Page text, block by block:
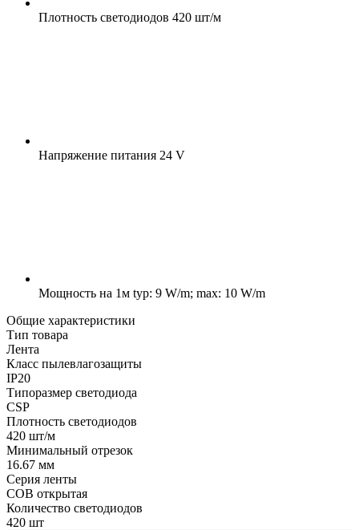
Плотность светодиодов 420 шт/м
Напряжение питания 24 V
Мощность на 1м typ: 9 W/m; max: 10 W/m
Общие характеристики
Тип товара
Лента
Класс пылевлагозащиты
IP20
Типоразмер светодиода
CSP
Плотность светодиодов
420 шт/м
Минимальный отрезок
16.67 мм
Серия ленты
COB открытая
Количество светодиодов
420 шт